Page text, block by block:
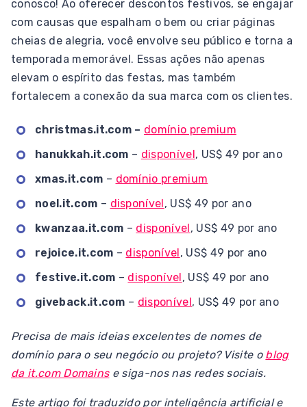
conosco! Ao oferecer descontos festivos, se engajar
com causas que espalham o bem ou criar páginas
cheias de alegria, você envolve seu público e torna a
temporada memorável. Essas ações não apenas
elevam o espírito das festas, mas também
fortalecem a conexão da sua marca com os clientes.
christmas.it.com – domínio premium
hanukkah.it.com – disponível, US$ 49 por ano
xmas.it.com – domínio premium
noel.it.com – disponível, US$ 49 por ano
kwanzaa.it.com – disponível, US$ 49 por ano
rejoice.it.com – disponível, US$ 49 por ano
festive.it.com – disponível, US$ 49 por ano
giveback.it.com – disponível, US$ 49 por ano
Precisa de mais ideias excelentes de nomes de
domínio para o seu negócio ou projeto? Visite o blog
da it.com Domainse siga-nos nas redes sociais.
Este artigo foi traduzido por inteligência artificial e